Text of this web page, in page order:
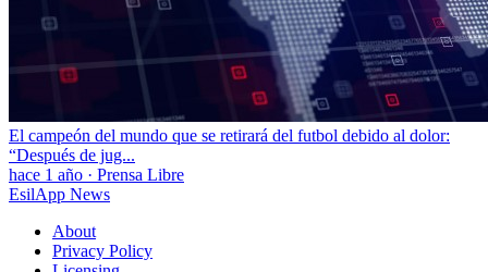
El campeón del mundo que se retirará del futbol debido al dolor:
“Después de jug...
hace 1 año · Prensa Libre
EsilApp News
About
Privacy Policy